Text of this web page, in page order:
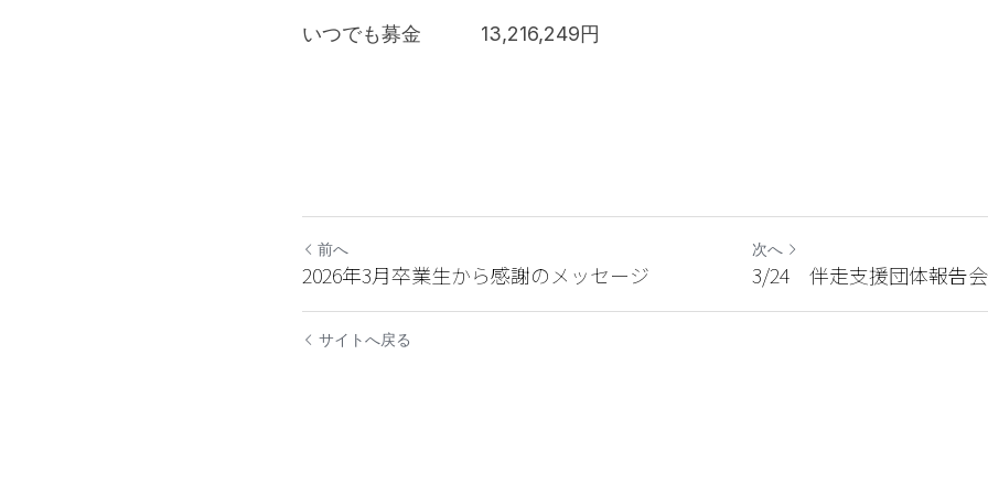
いつでも募金　　　13,216,249円
前へ
2026年3月卒業生から感謝のメッセージ
次へ
3/24 伴走支援団体報告
サイトへ戻る